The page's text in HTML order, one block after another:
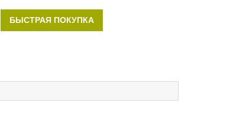
БЫСТРАЯ ПОКУПКА